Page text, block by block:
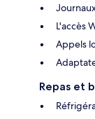
L'accès
Appels
Repas et